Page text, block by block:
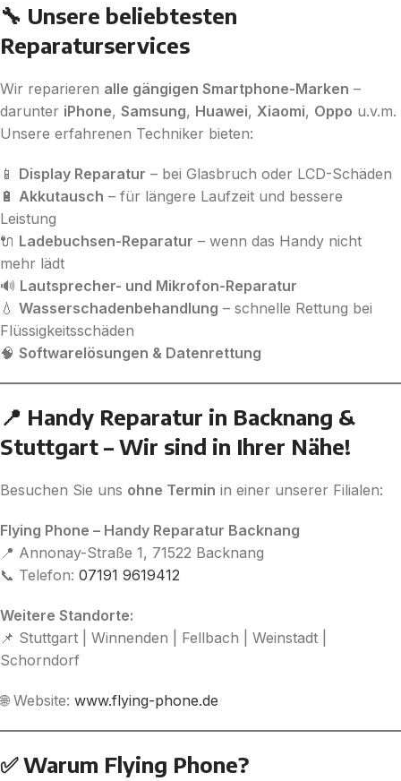
🔧 Unsere beliebtesten
Reparaturservices
Wir reparieren alle gängigen Smartphone-Marken –
darunter iPhone, Samsung, Huawei, Xiaomi, Oppo u.v.m.
Unsere erfahrenen Techniker bieten:
📱 Display Reparatur – bei Glasbruch oder LCD-Schäden
🔋 Akkutausch – für längere Laufzeit und bessere
Leistung
🔌 Ladebuchsen-Reparatur – wenn das Handy nicht
mehr lädt
🔊 Lautsprecher- und Mikrofon-Reparatur
💧 Wasserschadenbehandlung – schnelle Rettung bei
Flüssigkeitsschäden
🧠 Softwarelösungen & Datenrettung
📍 Handy Reparatur in Backnang &
Stuttgart – Wir sind in Ihrer Nähe!
Besuchen Sie uns ohne Termin in einer unserer Filialen:
Flying Phone – Handy Reparatur Backnang
📍 Annonay-Straße 1, 71522 Backnang
📞 Telefon: 07191 9619412
Weitere Standorte:
📌 Stuttgart | Winnenden | Fellbach | Weinstadt |
Schorndorf
🌐 Website: www.flying-phone.de
✅ Warum Flying Phone?